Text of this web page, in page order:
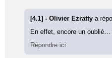
[4.1] - Olivier Ezrattya
En effet, encore un oublié…
Répondre ici